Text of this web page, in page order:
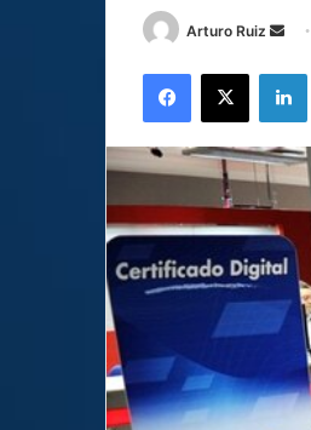
Arturo Ruiz
Facebook
X